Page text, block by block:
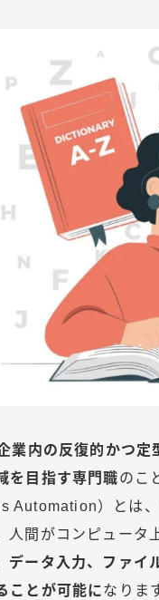
業内の反復的かつ定
を目指す専門職のこ
Automation）とは
人間がコンピュータ
データ入力、ファイ
ことが可能になりま